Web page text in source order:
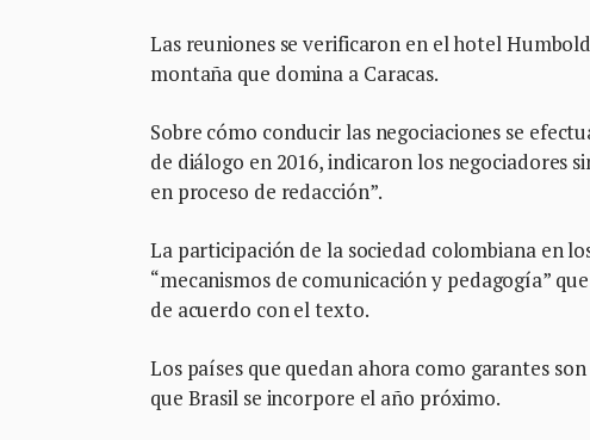
Las reuniones se verificaron en el hotel
montaña que domina a Caracas.
Sobre cómo conducir las negociaciones se
de diálogo en 2016, indicaron los negociadores
en proceso de redacción”.
La participación de la sociedad colombiana en
“mecanismos de comunicación y pedagogía”
de acuerdo con el texto.
Los países que quedan ahora como garantes
que Brasil se incorpore el año próximo.